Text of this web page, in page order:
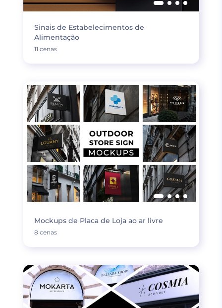
Sinais de Estabelecimentos de
Alimentação
11 cenas
Mockups de Placa de Loja ao ar livre
8 cenas